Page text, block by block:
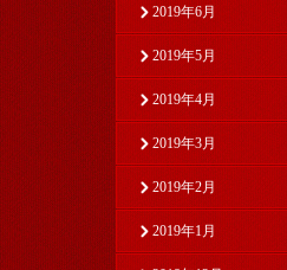
2019年6月
2019年5月
2019年4月
2019年3月
2019年2月
2019年1月